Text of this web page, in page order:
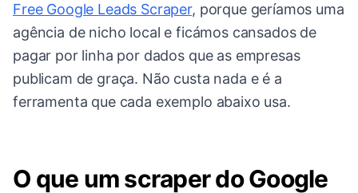
Free Google Leads Scraper, porque geríamos uma
agência de nicho local e ficámos cansados de
pagar por linha por dados que as empresas
publicam de graça. Não custa nada e é a
ferramenta que cada exemplo abaixo usa.
O que um scraper do Google